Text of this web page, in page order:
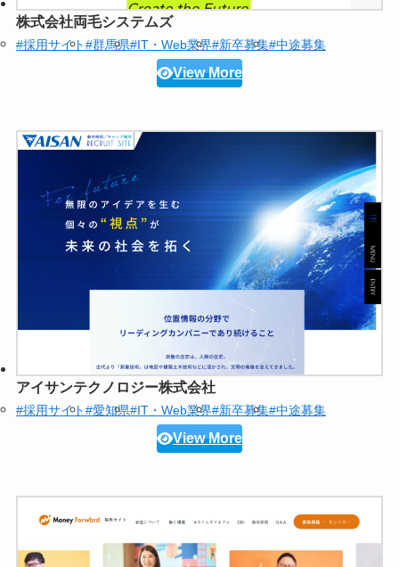
株式会社両毛システムズ
#採用サイト#群馬県#IT・Web業界#新卒募集#中途募集
View More
アイサンテクノロジー株式会社
#採用サイト#愛知県#IT・Web業界#新卒募集#中途募集
View More